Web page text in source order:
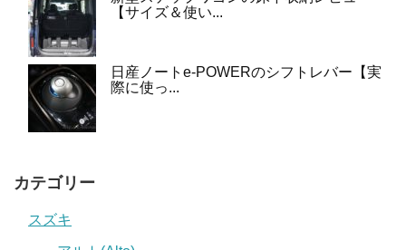
【サイズ＆使い...
日産ノートe-POWERのシフトレバー【実
際に使っ...
カテゴリー
スズキ